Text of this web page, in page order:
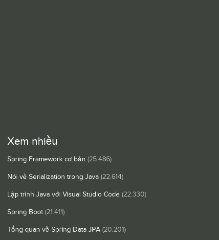
Xem nhiều
Spring Framework cơ bản (25.486)
Nói về Serialization trong Java (22.614)
Lập trình Java với Visual Studio Code (22.330)
Spring Boot (21.411)
Tổng quan về Spring Data JPA (20.201)